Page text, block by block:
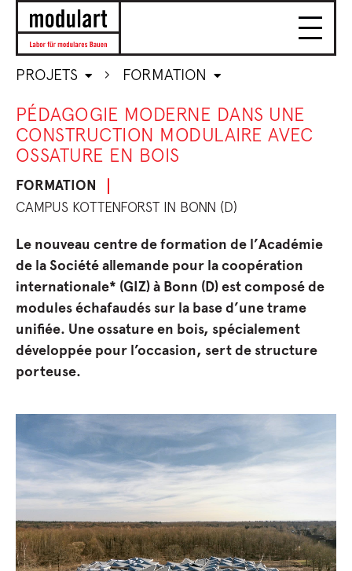
PROJETS FORMATION
PÉDAGOGIE MODERNE DANS UNE
CONSTRUCTION MODULAIRE AVEC
OSSATURE EN BOIS
FORMATION
CAMPUS KOTTENFORST IN BONN (D)
Le nouveau centre de formation de l’Académie
de la Société allemande pour la coopération
internationale* (GIZ) à Bonn (D) est composé de
modules échafaudés sur la base d’une trame
unifiée. Une ossature en bois, spécialement
développée pour l’occasion, sert de structure
porteuse.